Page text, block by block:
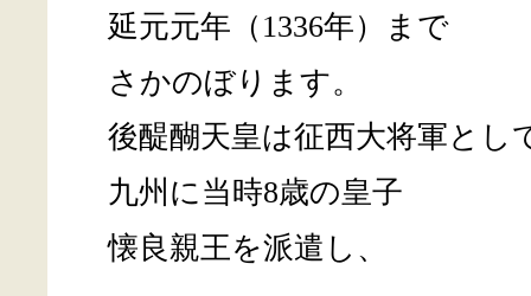
延元元年（1336年）まで
さかのぼります。
後醍醐天皇は征西大将軍とし
九州に当時8歳の皇子
懐良親王を派遣し、